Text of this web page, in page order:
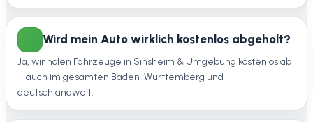
Wird mein Auto wirklich kostenlos abgeholt?
Ja, wir holen Fahrzeuge in Sinsheim & Umgebung kostenlos ab
– auch im gesamten Baden-Württemberg und
deutschlandweit.